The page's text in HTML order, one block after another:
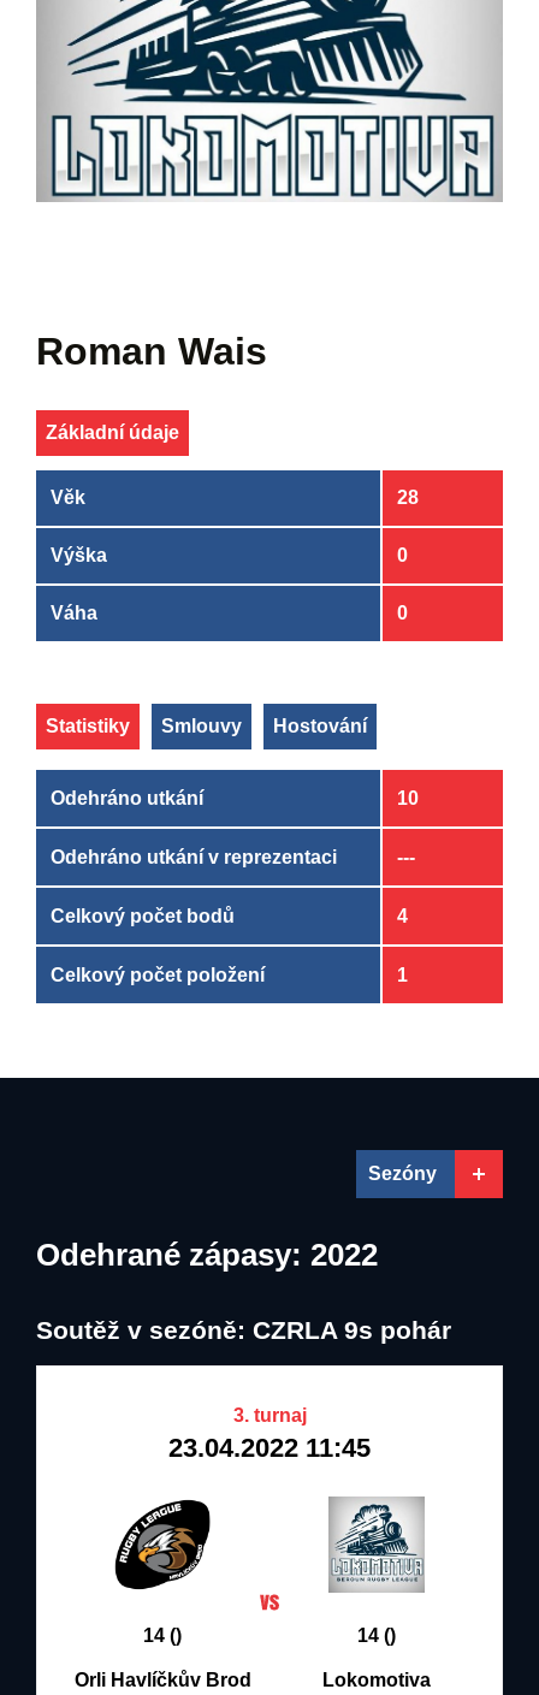
Roman Wais
Základní údaje
Věk 28
Výška 0
Váha 0
Statistiky Smlouvy Hostování
Odehráno utkání 10
Odehráno utkání v reprezentaci ---
Celkový počet bodů 4
Celkový počet položení 1
Sezóny
Odehrané zápasy: 2022
Soutěž v sezóně: CZRLA 9s pohár
3. turnaj
23.04.2022 11:45
14 ()
Orli Havlíčkův Brod
14 ()
Lokomotiva